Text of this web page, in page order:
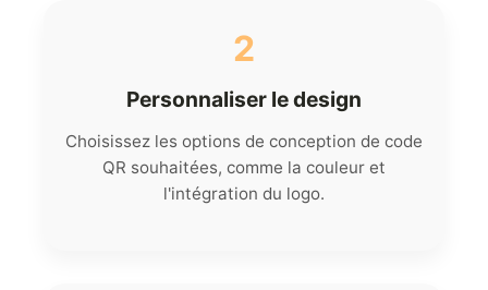
2
Personnaliser le design
Choisissez les options de conception de code
QR souhaitées, comme la couleur et
l'intégration du logo.